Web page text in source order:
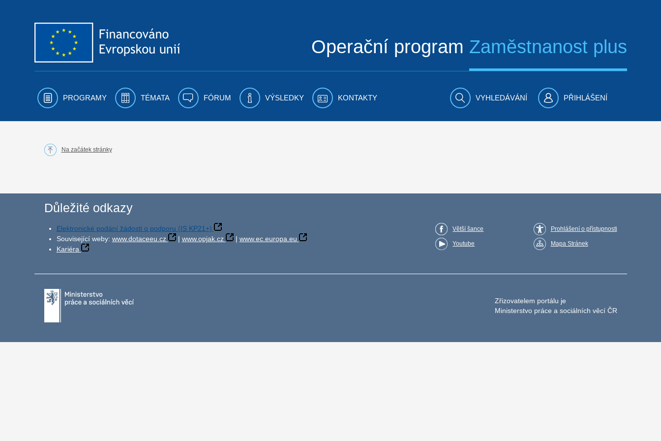
Operační program Zaměstnanost plus
PROGRAMY TÉMATA FÓRUM VÝSLEDKY KONTAKTY VYHLEDÁVÁNÍ PŘIHLÁŠENÍ
Na začátek stránky
Důležité odkazy
Elektronické podání žádosti o podporu (IS KP21+)
Související weby: www.dotaceeu.cz | www.opjak.cz | www.ec.europa.eu
Kariéra
Větší šance
Youtube
Prohlášení o přístupnosti
Mapa Stránek
Zřizovatelem portálu je
Ministerstvo práce a sociálních věcí ČR